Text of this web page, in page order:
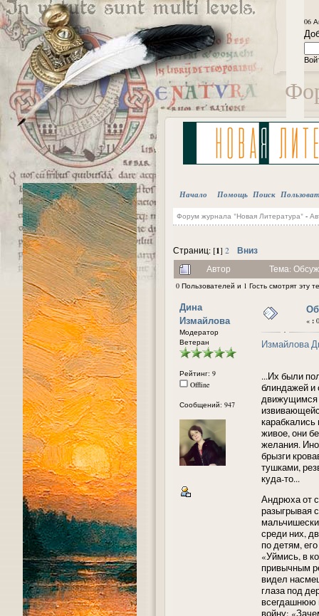
06
Начало Помощь Поиск
Форум журнала "Новая Литература"-
Страниц: [1] 2 Вниз
Автор Тема:
0 Пользователей и 1 Гость смотрят эту
Дина
Измайлова
Модератор
Ветеран
Рейтинг: 9
Offline
Сообщений: 947
« :
Измайлова
...Их были
блиндажей
движущимся
живое, они
желания.
брызги
тушками,
куда-то...
Андрюха от
разыгрывая
среди них,
по детям,
«Уймись, в
привычным
видел
глаза под
всегдашнюю
войну: